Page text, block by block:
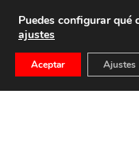
Puedes configurar qué
ajustes
Aceptar Ajustes